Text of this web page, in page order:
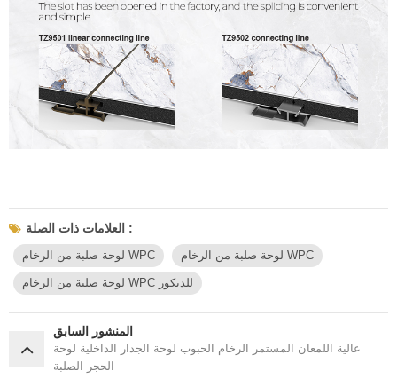
العلامات ذات الصلة :
لوحة صلبة من الرخام WPC لوحة صلبة من الرخام WPC
لوحة صلبة من الرخام WPC للديكور
المنشور السابق
عالية اللمعان المستمر الرخام الحبوب لوحة الجدار الداخلية لوحة
الحجر الصلبة